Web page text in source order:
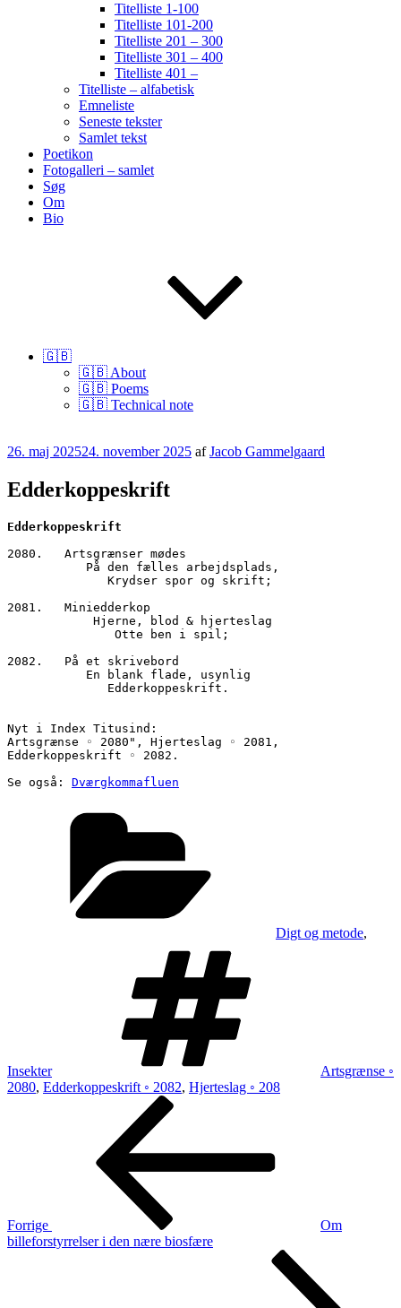
Titelliste 1-100
Titelliste 101-200
Titelliste 201 – 300
Titelliste 301 – 400
Titelliste 401 –
Titelliste – alfabetisk
Emneliste
Seneste tekster
Samlet tekst
Poetikon
Fotogalleri – samlet
Søg
Om
Bio
🇬🇧
🇬🇧 About
🇬🇧 Poems
🇬🇧 Technical note
Udgivet
26. maj 202524. november 2025 afJacob Gammelgaard
Edderkoppeskrift
Edderkoppeskrift
2080.   Artsgrænser mødes
    	   På den fælles arbejdsplads,
    	      Krydser spor og skrift;
2081.   Miniedderkop
   	    Hjerne, blod & hjerteslag
     	       Otte ben i spil;
2082.   På et skrivebord
   	   En blank flade, usynlig
     	      Edderkoppeskrift.
Nyt i Index Titusind:
Artsgrænse ◦ 2080", Hjerteslag ◦ 2081,
Edderkoppeskrift ◦ 2082.
Se også: Dværgkommafluen
Digt og metode,
Insekter
Artsgrænse ◦
2080, Edderkoppeskrift ◦ 2082, Hjerteslag ◦ 208
Indlægsnavigation
Forrige
Om
billeforstyrrelser i den nære biosfære